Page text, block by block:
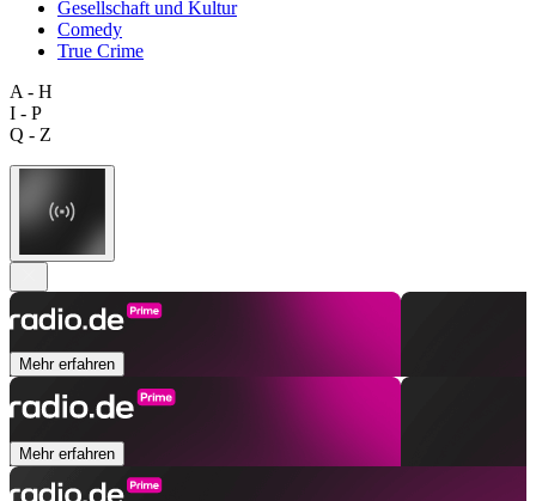
Gesellschaft und Kultur
Comedy
True Crime
A - H
I - P
Q - Z
Mehr erfahren
Mehr erfahren